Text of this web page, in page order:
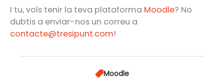
I tu, vols tenir la teva plataforma Moodle? No
dubtis a enviar-nos un correu a
contacte@tresipunt.com!
Moodle